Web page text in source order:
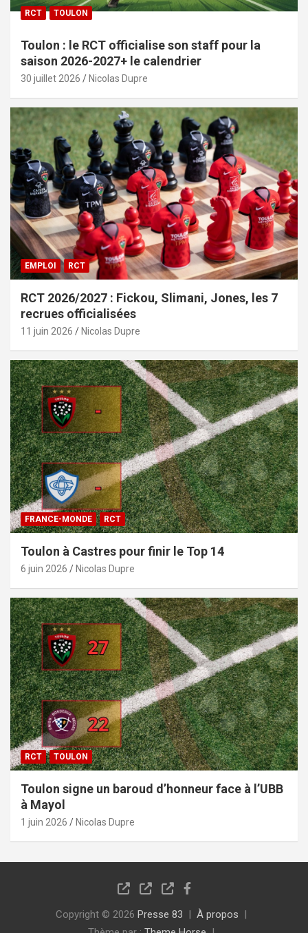
RCT TOULON
Toulon : le RCT officialise son staff pour la
saison 2026-2027+ le calendrier
30 juillet 2026 Nicolas Dupre
EMPLOI RCT
RCT 2026/2027 : Fickou, Slimani, Jones, les 7
recrues officialisées
11 juin 2026 Nicolas Dupre
FRANCE-MONDE RCT
Toulon à Castres pour finir le Top 14
6 juin 2026 Nicolas Dupre
RCT TOULON
Toulon signe un baroud d’honneur face à l’UBB
à Mayol
1 juin 2026 Nicolas Dupre
Copyright © 2026 Presse 83
À propos